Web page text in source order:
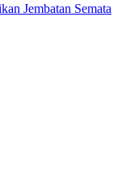
Jembatan Semata